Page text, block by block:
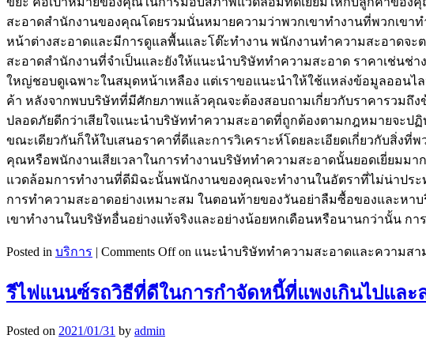
สะอาดสำนักงานของคุณโดยรวมนั่นหมายความว่าพวกเขาทำงานที่พวกเข
หน้าต่างสะอาดและมีการดูแลพื้นและโต๊ะทำงาน พนักงานทำความสะอาดจ
สะอาดสำนักงานที่จำเป็นและยังให้แนะนำบริษัททำความสะอาด ราคาเช่น
ใหญ่ชอบดูเฉพาะในสมุดหน้าเหลือง แต่เราขอแนะนำให้ใช้แหล่งข้อมูลออน
ค้า หลังจากพบบริษัทที่มีศักยภาพแล้วคุณจะต้องสอบถามเกี่ยวกับราคารวมถึ
ปลอดภัยดีกว่าเสียใจแนะนำบริษัททำความสะอาดที่ถูกต้องตามกฎหมายจะ
ขณะเดียวกันก็ให้ใบเสนอราคาที่ดีและการวิเคราะห์โดยละเอียดเกี่ยวกับสิ่ง
คุณหรือพนักงานเสียเวลาในการทำงานบริษัททำความสะอาดนั้นยอดเยี่ยมม
แวดล้อมการทำงานที่ดีมิฉะนั้นพนักงานของคุณจะทำงานในอัตราที่ไม่น่าปร
การทำความสะอาดอย่างเหมาะสม ในตอนท้ายของวันอย่าลืมซื้อของและห
เขาทำงานในบริษัทอื่นอย่างแท้จริงและอย่างน้อยหกเดือนหรือนานกว่านั้น กา
Posted in บริการ | Comments Offon แนะนำบริษัททำความสะอาดและความสา
รีไฟแนนซ์รถวิธีที่ดีในการกำจัดหนี้ที่แพงเกินไปและ
Posted on 2021/01/31 by admin